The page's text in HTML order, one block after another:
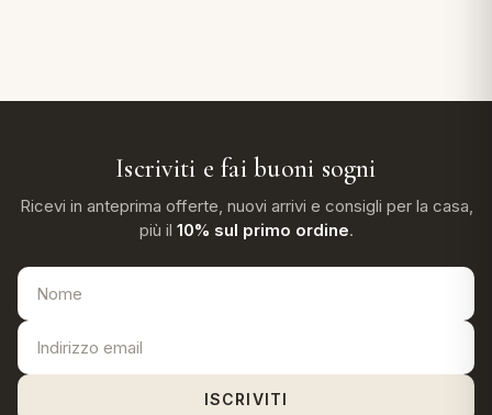
Iscriviti e fai buoni sogni
Ricevi in anteprima offerte, nuovi arrivi e consigli per la casa,
più il 10% sul primo ordine.
ISCRIVITI